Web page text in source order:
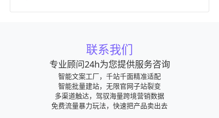
联系我们
专业顾问24h为您提供服务咨询
智能文案工厂，千站千面精准适配
智能批量建站，无限官网子站裂变
多渠道触达，驾驭海量跨境营销数据
免费流量暴力玩法，快速把产品卖出去